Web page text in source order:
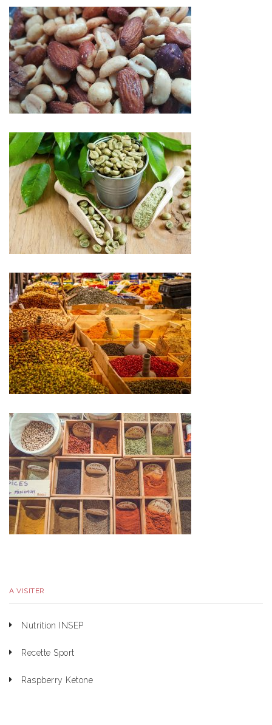
A VISITER
Nutrition INSEP
Recette Sport
Raspberry Ketone